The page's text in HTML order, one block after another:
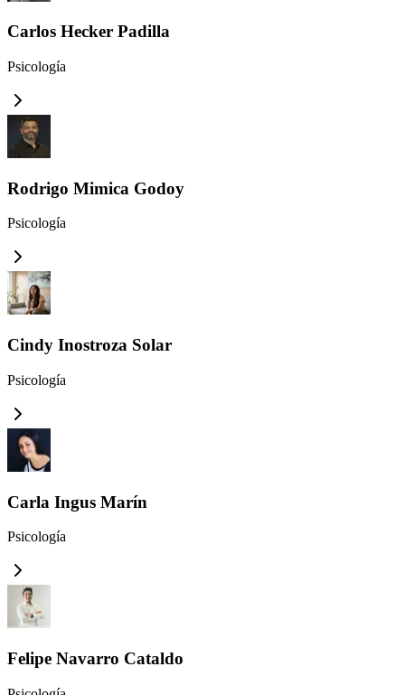
Carlos Hecker Padilla
Psicología
Rodrigo Mimica Godoy
Psicología
Cindy Inostroza Solar
Psicología
Carla Ingus Marín
Psicología
Felipe Navarro Cataldo